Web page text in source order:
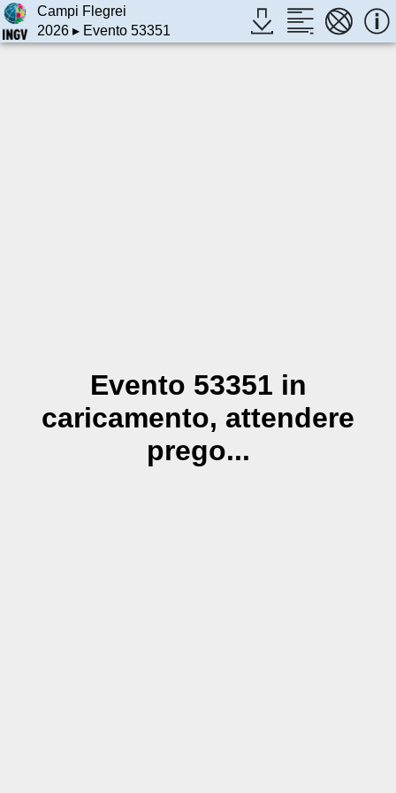
Campi Flegrei
2026▸ Evento 53351
Evento 53351 in
caricamento, attendere
prego...